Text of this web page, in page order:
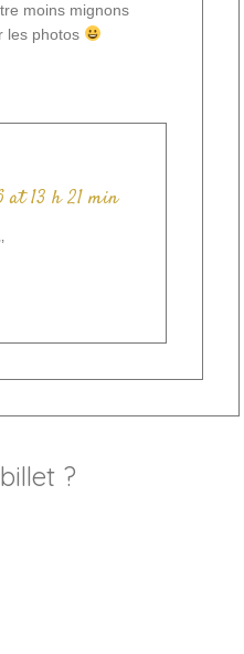
moins mignons
les photos
at 13 h 21 min
?